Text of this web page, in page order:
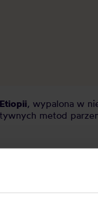
Etiopii, wypalona w
metod
Sidama